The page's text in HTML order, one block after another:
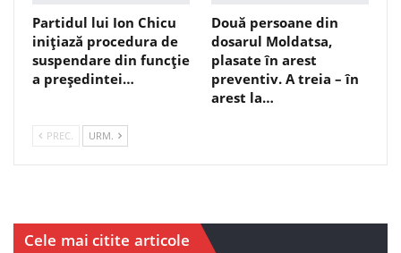
Partidul lui Ion Chicu
inițiază procedura de
suspendare din funcție
a președintei…
Două persoane din
dosarul Moldatsa,
plasate în arest
preventiv. A treia – în
arest la…
PREC. URM.
Cele mai citite articole